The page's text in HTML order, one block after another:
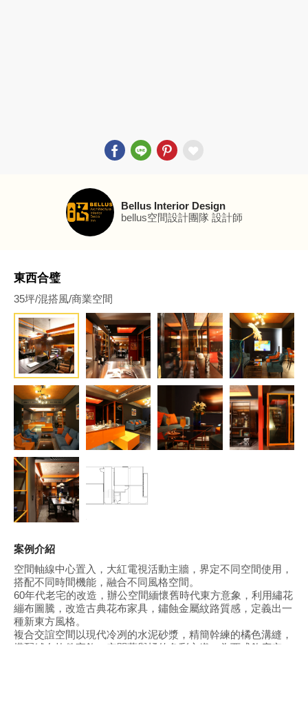
Bellus Interior Design
bellus空間設計團隊設計師
東西合璧
35坪/混搭風/商業空間
案例介紹
空間軸線中心置入，大紅電視活動主牆，界定不同空間使用，
搭配不同時間機能，融合不同風格空間。
60年代老宅的改造，辦公空間緬懷舊時代東方意象，利用繡花
繃布圖騰，改造古典花布家具，鏽蝕金屬紋路質感，定義出一
種新東方風格。
複合交誼空間以現代冷冽的水泥砂漿，精簡幹練的橘色溝縫，
搭配絨布軟件家飾，空間藍與橘的色彩交織，為西式飲序空